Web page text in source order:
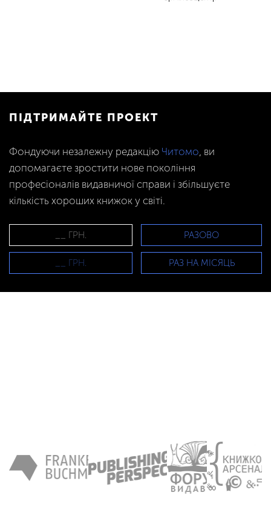
ПІДТРИМАЙТЕ ПРОЕКТ
Фондуючи незалежну редакцію Читомо, ви
допомагаєте зростити нове покоління
професіоналів видавничої справи і збільшуєте
кількість хороших книжок у світі.
РАЗОВО
РАЗ НА МІСЯЦЬ